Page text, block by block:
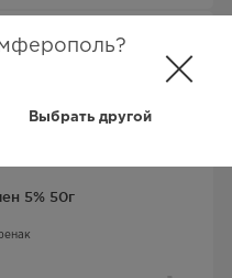
Выбрать другой
5% 50г